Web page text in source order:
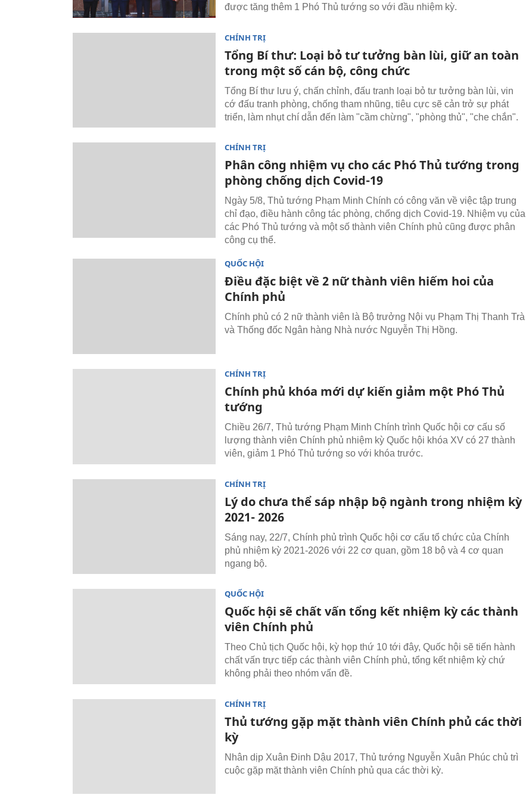
được tăng thêm 1 Phó Thủ tướng so với đầu nhiệm kỳ.
CHÍNH TRỊ
Tổng Bí thư: Loại bỏ tư tưởng bàn lùi, giữ an toàn
trong một số cán bộ, công chức
Tổng Bí thư lưu ý, chấn chỉnh, đấu tranh loại bỏ tư tưởng bàn lùi, vin
cớ đấu tranh phòng, chống tham nhũng, tiêu cực sẽ cản trở sự phát
triển, làm nhụt chí dẫn đến làm "cầm chừng", "phòng thủ", "che chắn".
CHÍNH TRỊ
Phân công nhiệm vụ cho các Phó Thủ tướng trong
phòng chống dịch Covid-19
Ngày 5/8, Thủ tướng Phạm Minh Chính có công văn về việc tập trung
chỉ đạo, điều hành công tác phòng, chống dịch Covid-19. Nhiệm vụ của
các Phó Thủ tướng và một số thành viên Chính phủ cũng được phân
công cụ thể.
QUỐC HỘI
Điều đặc biệt về 2 nữ thành viên hiếm hoi của
Chính phủ
Chính phủ có 2 nữ thành viên là Bộ trưởng Nội vụ Phạm Thị Thanh Trà
và Thống đốc Ngân hàng Nhà nước Nguyễn Thị Hồng.
CHÍNH TRỊ
Chính phủ khóa mới dự kiến giảm một Phó Thủ
tướng
Chiều 26/7, Thủ tướng Phạm Minh Chính trình Quốc hội cơ cấu số
lượng thành viên Chính phủ nhiệm kỳ Quốc hội khóa XV có 27 thành
viên, giảm 1 Phó Thủ tướng so với khóa trước.
CHÍNH TRỊ
Lý do chưa thể sáp nhập bộ ngành trong nhiệm kỳ
2021- 2026
Sáng nay, 22/7, Chính phủ trình Quốc hội cơ cấu tổ chức của Chính
phủ nhiệm kỳ 2021-2026 với 22 cơ quan, gồm 18 bộ và 4 cơ quan
ngang bộ.
QUỐC HỘI
Quốc hội sẽ chất vấn tổng kết nhiệm kỳ các thành
viên Chính phủ
Theo Chủ tịch Quốc hội, kỳ họp thứ 10 tới đây, Quốc hội sẽ tiến hành
chất vấn trực tiếp các thành viên Chính phủ, tổng kết nhiệm kỳ chứ
không phải theo nhóm vấn đề.
CHÍNH TRỊ
Thủ tướng gặp mặt thành viên Chính phủ các thời
kỳ
Nhân dịp Xuân Đinh Dậu 2017, Thủ tướng Nguyễn Xuân Phúc chủ trì
cuộc gặp mặt thành viên Chính phủ qua các thời kỳ.